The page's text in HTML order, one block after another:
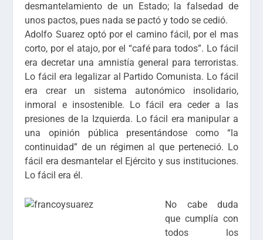
desmantelamiento de un Estado; la falsedad de
unos pactos, pues nada se pactó y todo se cedió.
Adolfo Suarez optó por el camino fácil, por el mas
corto, por el atajo, por el “café para todos”. Lo fácil
era decretar una amnistía general para terroristas.
Lo fácil era legalizar al Partido Comunista. Lo fácil
era crear un sistema autonómico insolidario,
inmoral e insostenible. Lo fácil era ceder a las
presiones de la Izquierda. Lo fácil era manipular a
una opinión pública presentándose como “la
continuidad” de un régimen al que perteneció. Lo
fácil era desmantelar el Ejército y sus instituciones.
Lo fácil era él.
No cabe duda
que cumplía con
todos los